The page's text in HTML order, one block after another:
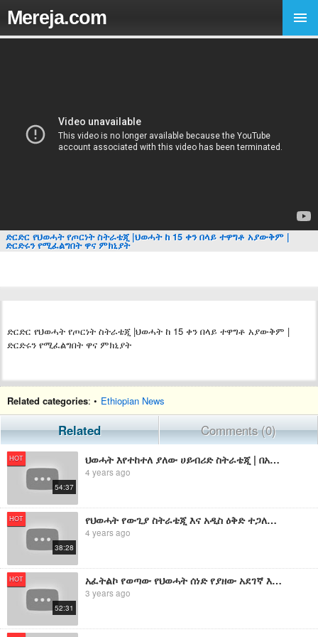
Mereja.com
ድርድር የህወሓት የጦርነት ስትራቴጂ |ህወሓት ከ 15 ቀን በላይ ተዋግቶ አያውቅም |
ድርድሩን የሚፈልግበት ዋና ምክኒያት
ድርድር የህወሓት የጦርነት ስትራቴጂ |ህወሓት ከ 15 ቀን በላይ ተዋግቶ አያውቅም |
ድርድሩን የሚፈልግበት ዋና ምክኒያት
Related categories: • Ethiopian News
Related Comments (0)
HOT
54:37
ህወሓት እየተከተለ ያለው ሀይብሪድ ስትራቴጂ | በአዲስ አበባ የህወሓት አባሎች መሰብሰቢያ ድብቅ ቤቶች ተጋለጡ
4 years ago
HOT
38:28
የህወሓት የውጊያ ስትራቴጂ እና አዲስ ዕቅድ ተጋለጠ | በወልድያ እና ባህርዳር የተጠነሰሰው የህወሓት ሚስጥራዊ ዕቅድ
4 years ago
HOT
52:31
አፈትልኮ የወጣው የህወሓት ሰነድ የያዘው አደገኛ እቅድ | የህወሃት እና ሸኔ አዲስ የጥፋት ድግስ | ጠ/ሚ አብይን የመበተን የህወሓት ስትራቴጂ
3 years ago